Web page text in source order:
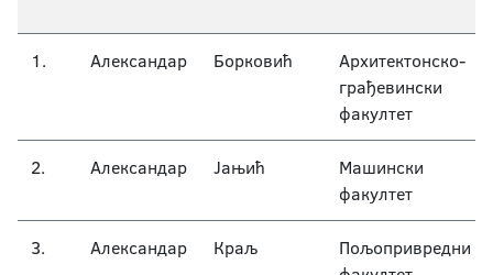
1. Александар Борковић
Архитектонско-
грађевински
факултет
2. Александар Јањић
Машински
факултет
3. Александар Краљ
Пољопривредни